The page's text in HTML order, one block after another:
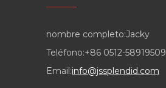
nombre completo:Jacky
Teléfono:+86 0512-58919509
Email:info@jssplendid.com